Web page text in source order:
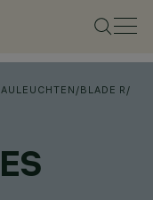
/BLADE R /